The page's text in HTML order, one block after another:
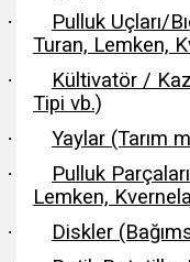
·
Pulluk Uçları/
Turan, Lemken,
·
Kültivatör /
Tipi vb.)
· Yaylar (Tarım
·
Pulluk
Lemken,
· Diskler